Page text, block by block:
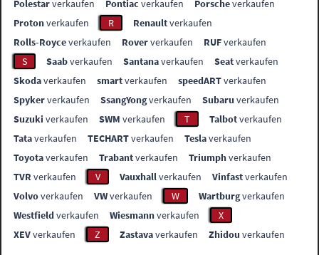
Polestarverkaufen Pontiac verkaufen Porscheverkaufen
Protonverkaufen R Renaultverkaufen
Rolls-Royceverkaufen Roververkaufen RUFverkaufen
S
Saabverkaufen Santanaverkaufen Seatverkaufen
Skodaverkaufen smartverkaufen speedARTverkaufen
Spykerverkaufen SsangYongverkaufen Subaru verkaufen
Suzuki verkaufen SWM verkaufen T Talbotverkaufen
Tataverkaufen TECHARTverkaufen Teslaverkaufen
Toyotaverkaufen Trabantverkaufen Triumphverkaufen
TVR verkaufen V Vauxhallverkaufen Vinfastverkaufen
Volvoverkaufen VWverkaufen W Wartburgverkaufen
Westfieldverkaufen Wiesmannverkaufen
X
XEVverkaufen Z Zastavaverkaufen Zhidou verkaufen